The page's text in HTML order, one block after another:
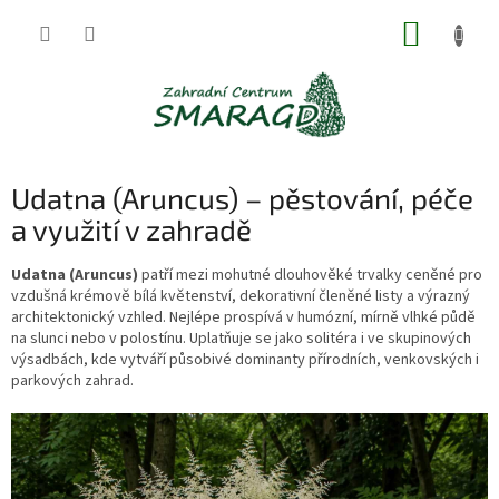
Udatna (Aruncus) – pěstování, péče
a využití v zahradě
Udatna (Aruncus) patří mezi mohutné dlouhověké trvalky ceněné pro
vzdušná krémově bílá květenství, dekorativní členěné listy a výrazný
architektonický vzhled. Nejlépe prospívá v humózní, mírně vlhké půdě
na slunci nebo v polostínu. Uplatňuje se jako solitéra i ve skupinových
výsadbách, kde vytváří působivé dominanty přírodních, venkovských i
parkových zahrad.
V
ý
p